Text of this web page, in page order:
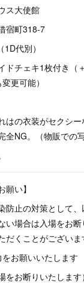
ス大使館
町318-7
代別）
ェキ1枚付き（＋
更可能）
はの衣装がセクシ
NG。（物販での
願い】
防止の対策として
い場合は入場をお
くことがございま
お願いいたします
をお断りいたします）